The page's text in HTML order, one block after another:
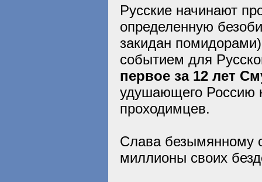
Русские начинают
определенную
закидан
событием для
первое за 12 лет
удушающего Россию
проходимцев.
Слава безымянному
миллионы своих